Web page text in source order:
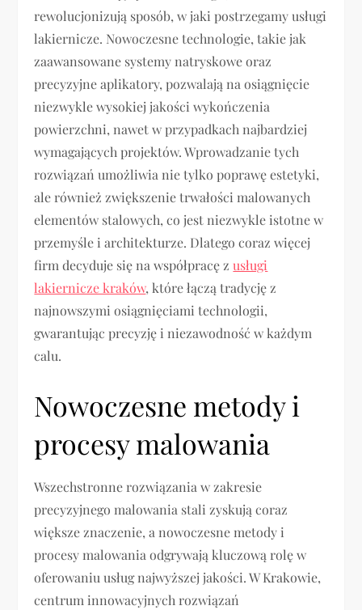
rewolucjonizują sposób, w jaki postrzegamy usługi
lakiernicze. Nowoczesne technologie, takie jak
zaawansowane systemy natryskowe oraz
precyzyjne aplikatory, pozwalają na osiągnięcie
niezwykle wysokiej jakości wykończenia
powierzchni, nawet w przypadkach najbardziej
wymagających projektów. Wprowadzanie tych
rozwiązań umożliwia nie tylko poprawę estetyki,
ale również zwiększenie trwałości malowanych
elementów stalowych, co jest niezwykle istotne w
przemyśle i architekturze. Dlatego coraz więcej
firm decyduje się na współpracę zusługi
lakiernicze kraków, które łączą tradycję z
najnowszymi osiągnięciami technologii,
gwarantując precyzję i niezawodność w każdym
calu.
Nowoczesne metody i
procesy malowania
Wszechstronne rozwiązania w zakresie
precyzyjnego malowania stali zyskują coraz
większe znaczenie, a nowoczesne metody i
procesy malowania odgrywają kluczową rolę w
oferowaniu usług najwyższej jakości. W Krakowie,
centrum innowacyjnych rozwiązań